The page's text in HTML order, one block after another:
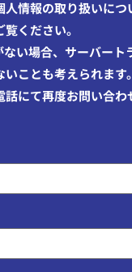
人情報の取り扱いにつ
ください。
い場合、サーバート
いことも考えられます
にて再度お問い合わ